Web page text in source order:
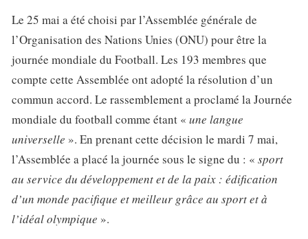
Le 25 mai a été choisi par l’Assemblée générale de
l’Organisation des Nations Unies (ONU) pour être la
journée mondiale du Football. Les 193 membres que
compte cette Assemblée ont adopté la résolution d’un
commun accord. Le rassemblement a proclamé la Journée
mondiale du football comme étant « une langue
universelle ». En prenant cette décision le mardi 7 mai,
l’Assemblée a placé la journée sous le signe du : « sport
au service du développement et de la paix : édification
d’un monde pacifique et meilleur grâce au sport et à
l’idéal olympique ».